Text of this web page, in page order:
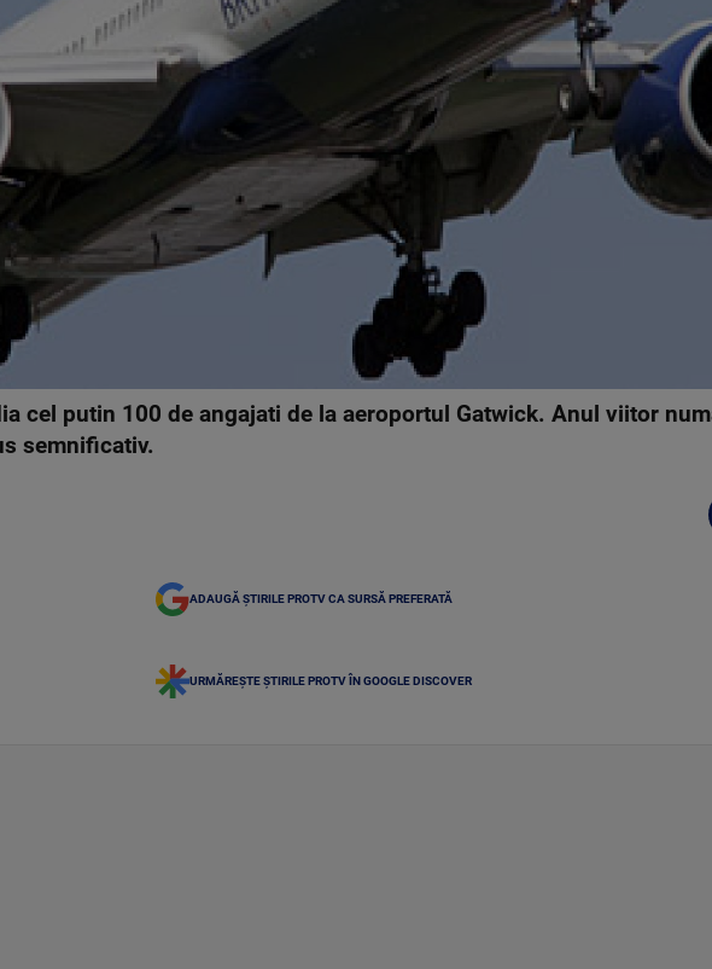
cel putin 100 de angajati de la aeroportul Gatwick. Anul viitor
semnificativ.
ADAUGĂ ȘTIRILE PROTV CA SURSĂ PREFERATĂ
URMĂREȘTE ȘTIRILE PROTV ÎN GOOGLE DISCOVER